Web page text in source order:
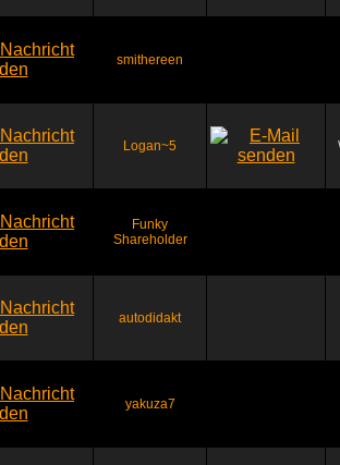
smithereen
Logan~5
Funky
Shareholder
autodidakt
yakuza7